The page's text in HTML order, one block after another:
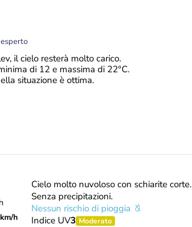
il cielo resterà molto carico.
di 12 e massima di 22°C.
situazione è ottima.
h
Cielo molto nuvoloso con schiarite corte.
Senza precipitazioni.
Nessun rischio di pioggia
Indice UV3 Moderato